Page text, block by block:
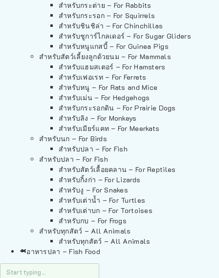
สำหรับกระต่าย – For Rabbits
สำหรับกระรอก – For Squirrels
สำหรับชินชิล่า – For Chinchillas
สำหรับชูการ์ไกลเดอร์ – For Sugar Gliders
สำหรับหนูแกสบี้ – For Guinea Pigs
สำหรับสัตว์เลี้ยงลูกด้วยนม – For Mammals
สำหรับแฮมสเตอร์ – For Hamsters
สำหรับเฟอเรท – For Ferrets
สำหรับหนู – For Rats and Mice
สำหรับเม่น – For Hedgehogs
สำหรับกระรอกดิน – For Prairie Dogs
สำหรับลิง – For Monkeys
สำหรับเมียร์แคท – For Meerkats
สำหรับนก – For Birds
สำหรับปลา – For Fish
สำหรับปลา – For Fish
สำหรับสัตว์เลื้อยคลาน – For Reptiles
สำหรับกิ้งก่า – For Lizards
สำหรับงู – For Snakes
สำหรับเต่าน้ำ – For Turtles
สำหรับเต่าบก – For Tortoises
สำหรับกบ – For Frogs
สำหรับทุกสัตว์ – All Animals
สำหรับทุกสัตว์ – All Animals
อาหารปลา – Fish Food